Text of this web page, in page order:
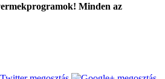
Minden az